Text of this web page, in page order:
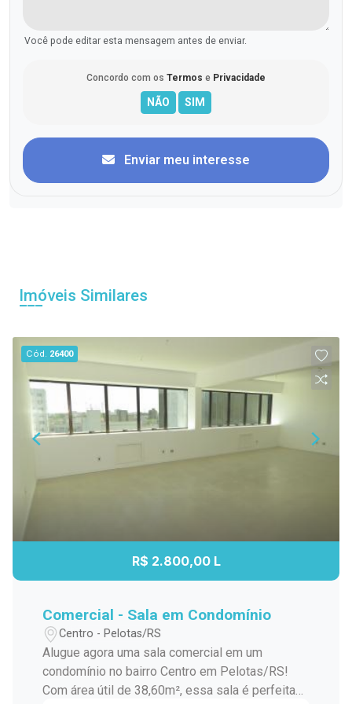
Você pode editar esta mensagem antes de enviar.
Concordo com os Termos e Privacidade
Enviar meu interesse
Imóveis Similares
Cód. 26400
R$ 2.800,00 L
Comercial - Sala em Condomínio
Centro - Pelotas/RS
Alugue agora uma sala comercial em um
condomínio no bairro Centro em Pelotas/RS!
Com área útil de 38,60m², essa sala é perfeita